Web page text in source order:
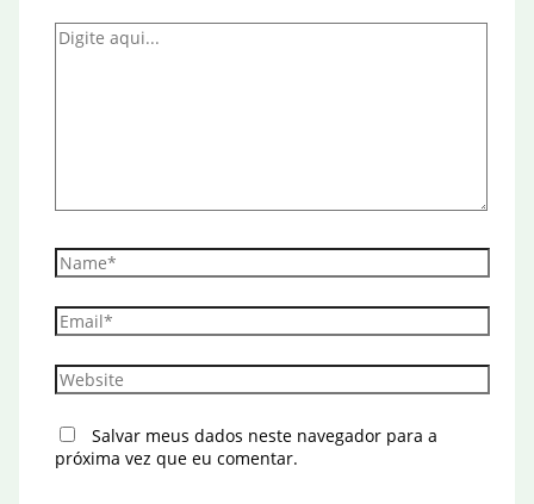
Digite
aqui...
Name*
Email*
Website
Salvar meus dados neste navegador para a
próxima vez que eu comentar.